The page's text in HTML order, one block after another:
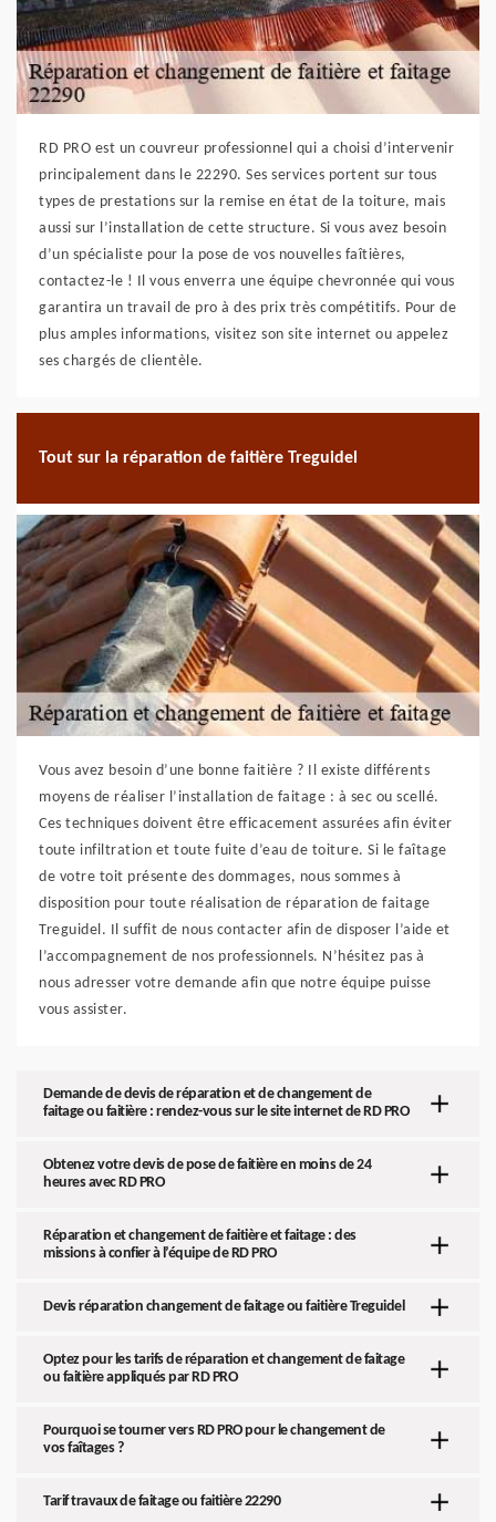
RD PRO est un couvreur professionnel qui a choisi d’intervenir
principalement dans le 22290. Ses services portent sur tous
types de prestations sur la remise en état de la toiture, mais
aussi sur l’installation de cette structure. Si vous avez besoin
d’un spécialiste pour la pose de vos nouvelles faîtières,
contactez-le ! Il vous enverra une équipe chevronnée qui vous
garantira un travail de pro à des prix très compétitifs. Pour de
plus amples informations, visitez son site internet ou appelez
ses chargés de clientèle.
Tout sur la réparation de faitière Treguidel
Vous avez besoin d’une bonne faitière ? Il existe différents
moyens de réaliser l’installation de faitage : à sec ou scellé.
Ces techniques doivent être efficacement assurées afin éviter
toute infiltration et toute fuite d’eau de toiture. Si le faîtage
de votre toit présente des dommages, nous sommes à
disposition pour toute réalisation de réparation de faitage
Treguidel. Il suffit de nous contacter afin de disposer l’aide et
l’accompagnement de nos professionnels. N’hésitez pas à
nous adresser votre demande afin que notre équipe puisse
vous assister.
Demande de devis de réparation et de changement de
faitage ou faitière : rendez-vous sur le site internet de RD PRO
Obtenez votre devis de pose de faitière en moins de 24
heures avec RD PRO
Réparation et changement de faitière et faitage : des
missions à confier à l’équipe de RD PRO
Devis réparation changement de faitage ou faitière Treguidel
Optez pour les tarifs de réparation et changement de faitage
ou faitière appliqués par RD PRO
Pourquoi se tourner vers RD PRO pour le changement de
vos faîtages ?
Tarif travaux de faitage ou faitière 22290